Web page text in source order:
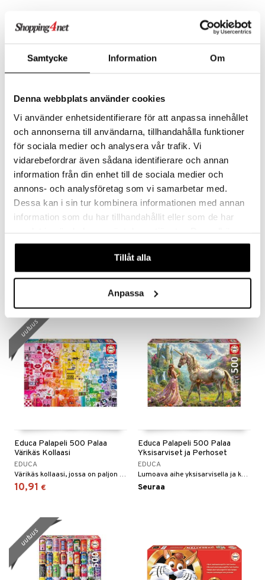
Samtycke Information Om
Denna webbplats använder cookies
Vi använder enhetsidentifierare för att anpassa innehållet
och annonserna till användarna, tillhandahålla funktioner
för sociala medier och analysera vår trafik. Vi
vidarebefordrar även sådana identifierare och annan
information från din enhet till de sociala medier och
annons- och analysföretag som vi samarbetar med.
Dessa kan i sin tur kombinera informationen med annan
information som du har tillhandahållit eller som de har
våra cookies vid fortsatt användande av vår webbplats.
Tillåt alla
Anpassa
Educa Palapeli 1000 Palaa
Kukkien Kuningas
Ihana, värikäs palapeli.
9,90 €
Educa Palapeli 1000 Palaa
Lighthouse at Rock Bay
Love Beach
12,90 €
Värikkäät Vitamiinit
EDUCA
Seuraa
Educa Palapeli 500 Palaa
Värikäs Kollaasi
EDUCA
Värikäs kollaasi, jossa on paljon yksityiskohtia.
10,91 €
uutuus
Educa Palapeli 500 Palaa
Yksisarviset ja Perhoset
EDUCA
Lumoava aihe yksisarvisella ja kukilla.
Seuraa
uutuus